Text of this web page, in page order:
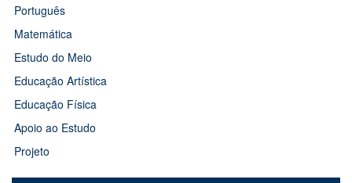
Português
Matemática
Estudo do Meio
Educação Artística
Educação Física
Apoio ao Estudo
Projeto